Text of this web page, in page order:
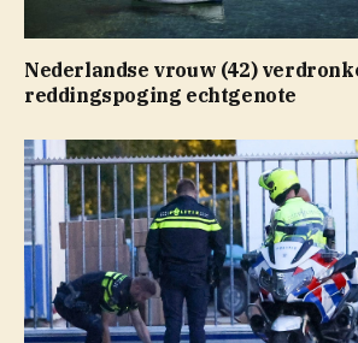
Nederlandse vrouw (42)
reddingspoging echtgenote